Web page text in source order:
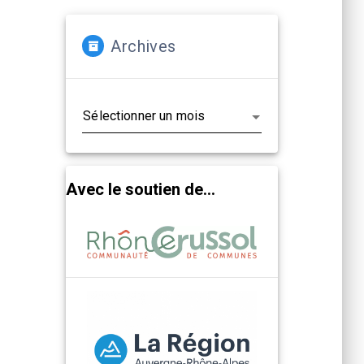
Archives
Avec le soutien de...